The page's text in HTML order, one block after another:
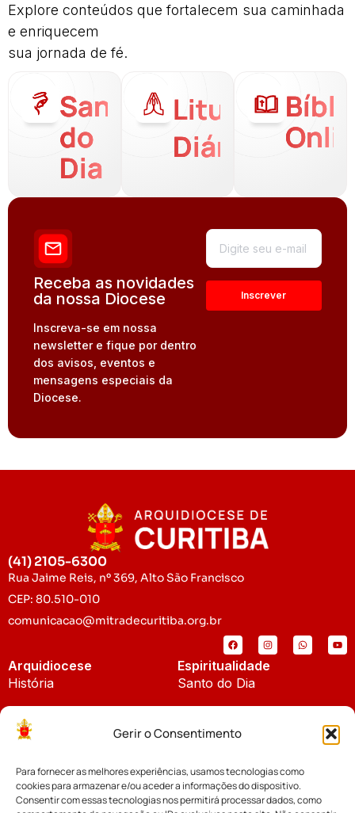
Gerir o Consentimento
Para fornecer as melhores experiências, usamos tecnologias como
cookies para armazenar e/ou aceder a informações do dispositivo.
Consentir com essas tecnologias nos permitirá processar dados, como
Explore conteúdos que fortalecem sua caminhada
e enriquecem
sua jornada de fé.
Santo
do
Dia
Liturgia
Diária
Receba as novidades
da nossa Diocese
Inscreva-se em nossa
newsletter e fique por dentro
dos avisos, eventos e
mensagens especiais da
Diocese.
(41) 2105-6300
Rua Jaime Reis, nº 369, Alto São Francisco
CEP: 80.510-010
comunicacao@mitradecuritiba.org.br
Arquidiocese
História
Padroeira
Espiritualidade
Santo do Dia
Notícias
Notícias da Arquidiocese
Cúria Diocesana
Fundo Diocesano